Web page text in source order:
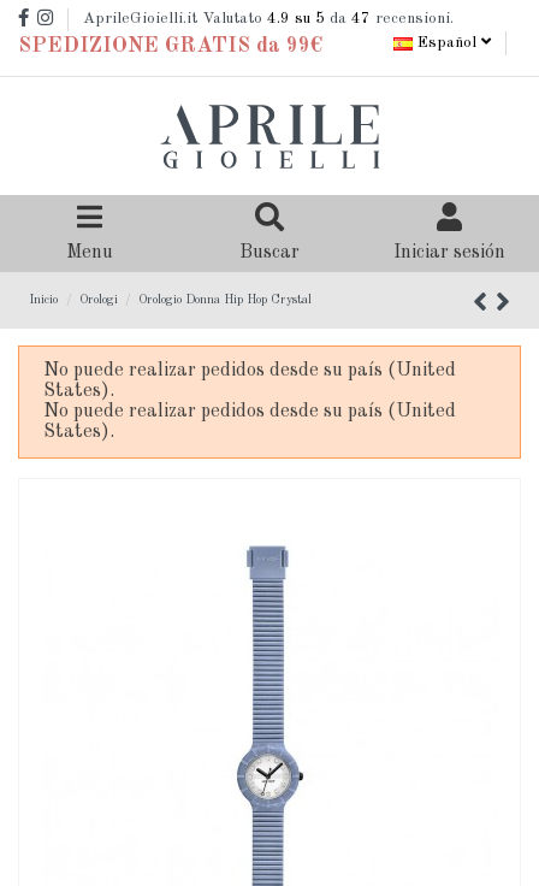
AprileGioielli.it Valutato 4.9 su 5 da 47 recensioni.
SPEDIZIONE GRATIS da 99€ Español
Menu Buscar Iniciar sesión
Inicio Orologi Orologio Donna Hip Hop Crystal
No puede realizar pedidos desde su país (United
States).
No puede realizar pedidos desde su país (United
States).